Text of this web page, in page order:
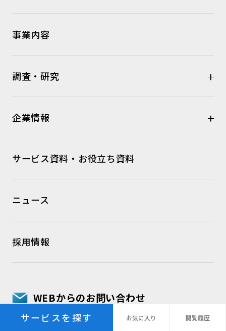
サービスを探す お気に 入り 閲覧履歴
事業内容
調査・研究
企業情報
サービス資料・お役立ち資料
ニュース
採用情報
WEBからのお問い合わせ